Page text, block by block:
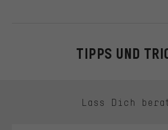
TIPPS UND
Lass Dich